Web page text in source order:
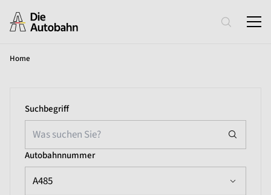
Home
Suchbegriff
Autobahnnummer
A485